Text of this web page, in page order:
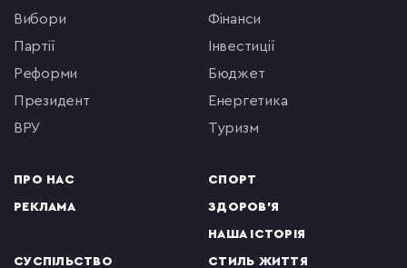
вибори
партії
реформи
президент
ВРУ
ПРО НАС
РЕКЛАМА
фінанси
інвестиції
бюджет
енергетика
туризм
СПОРТ
ЗДОРОВ'Я
НАША ІСТОРІЯ
СУСПІЛЬСТВО СТИЛЬ ЖИТТЯ